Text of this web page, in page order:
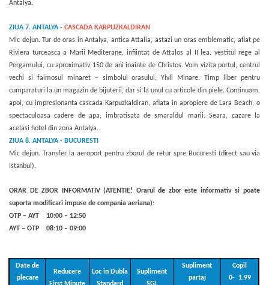
Antalya.
ZIUA 7. ANTALYA - CASCADA KARPUZKALDIRAN
Mic dejun. Tur de oras in Antalya, antica Attalia, astazi un oras emblematic, aflat pe
Riviera turceasca a Marii Mediterane, infiintat de Attalos al II lea, vestitul rege al
Pergamului, cu aproximativ 150 de ani inainte de Christos. Vom vizita portul, centrul
vechi si faimosul minaret – simbolul orasului, Yivli Minare. Timp liber pentru
cumparaturi la un magazin de bijuterii, dar si la unul cu articole din piele. Continuam,
apoi, cu impresionanta cascada Karpuzkaldiran, aflata in apropiere de Lara Beach, o
spectaculoasa cadere de apa, imbratisata de smaraldul marii. Seara, cazare la
acelasi hotel din zona Antalya.
ZIUA 8. ANTALYA - BUCURESTI
Mic dejun. Transfer la aeroport pentru zborul de retur spre Bucuresti (direct sau via
Istanbul).
ORAR DE ZBOR INFORMATIV (ATENTIE! Orarul de zbor este informativ si poate
suporta modificari impuse de compania aeriana):
OTP – AYT 10:00 – 12:50
AYT – OTP 08:10 – 09:00
Date de
plecare
Reducere
Loc in Dubla
Supliment
Supliment
partaj
Copil
0- 1.99